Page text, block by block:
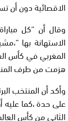
الاقصائية دون أن
وقال أن “كل
الاستهانة بها
هزمت من طرف
وأكد أن المنتخب
على حدة ،كما عليه
الثاني من كأس